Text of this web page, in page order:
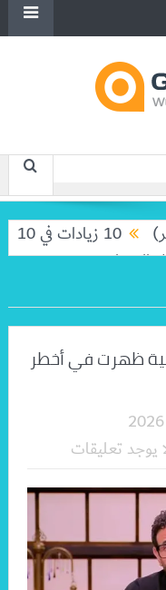
10 زيادات في 10 سنوات.. هل حان الوقت لرفع دعم البنزين نهائيا؟
ظهرت في أخطر
يوجد تعليقات